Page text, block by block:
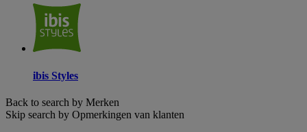
ibis Styles
Back to search by Merken
Skip search by Opmerkingen van klanten